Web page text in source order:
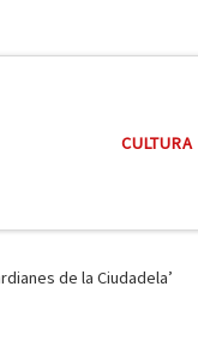
CULTURA
de la Ciudadela’